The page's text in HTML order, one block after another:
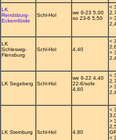
LK
Rendsburg-
Eckernförde
Schl-Hol
we 6-23 5,00
so 23-6 5,50
<
>
LK
Schleswig-
Flensburg
Schl-Hol 4,40
<
>
LK Segeberg Schl-Hol
we 6-22 4,40
22-6/sofe
4,60
<
>
LK Steinburg Schl-Hol 4,80
<
>
<